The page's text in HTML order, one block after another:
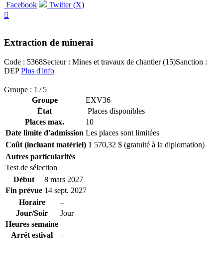
Facebook
Twitter (X)

Extraction de minerai
Code : 5368Secteur : Mines et travaux de chantier (15)Sanction :
DEPPlus d'info
Groupe : 1 / 5
Groupe
EXV36
État
Places disponibles
Places max.
10
Date limite d'admission Les places sont limitées
Coût (incluant matériel) 1 570,32 $ (gratuité à la diplomation)
Autres particularités
Test de sélection
Début
8 mars 2027
Fin prévue 14 sept. 2027
Horaire
–
Jour/Soir
Jour
Heures semaine –
Arrêt estival
–